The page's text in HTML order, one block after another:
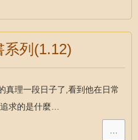
列(1.12)
真理一段日子了,看到他在日常
求的是什麼…
…